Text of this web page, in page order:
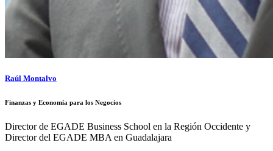
Raúl Montalvo
Finanzas y Economía para los Negocios
Director de EGADE Business School en la Región Occidente y
Director del EGADE MBA en Guadalajara